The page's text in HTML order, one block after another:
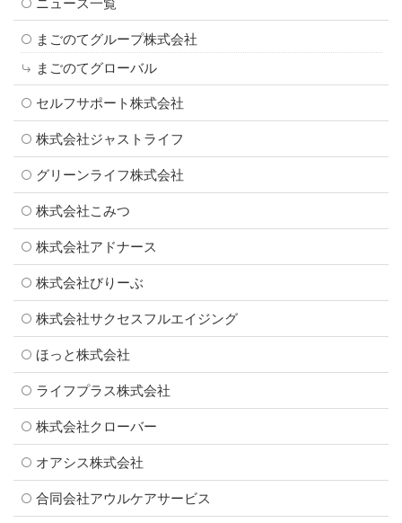
まごのてグループ株式会社
まごのてグローバル
セルフサポート株式会社
株式会社ジャストライフ
グリーンライフ株式会社
株式会社こみつ
株式会社アドナース
株式会社びりーぶ
株式会社サクセスフルエイジング
ほっと株式会社
ライフプラス株式会社
株式会社クローバー
オアシス株式会社
合同会社アウルケアサービス